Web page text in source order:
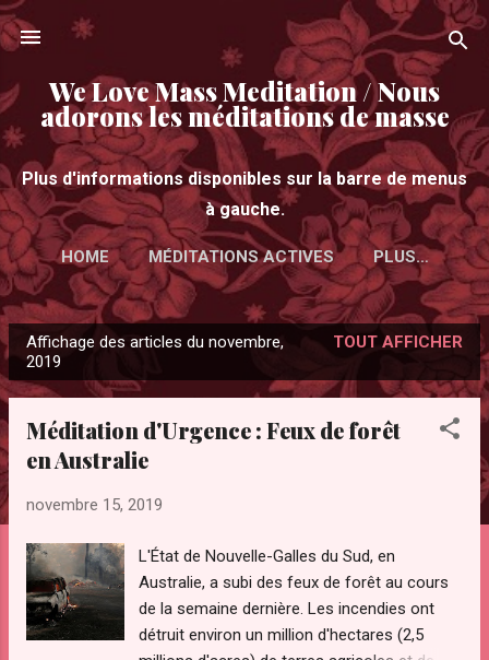
Accéder au contenu principal
We Love Mass Meditation / Nous
adorons les méditations de masse
Plus d'informations disponibles sur la barre de menus
à gauche.
HOME MÉDITATIONS ACTIVES PLUS…
A
r
Affichage des articles du novembre,
2019
TOUT AFFICHER
Méditation d'Urgence : Feux de forêt
en Australie
novembre 15, 2019
L'État de Nouvelle-Galles du Sud, en
Australie, a subi des feux de forêt au cours
de la semaine dernière. Les incendies ont
détruit environ un million d'hectares (2,5